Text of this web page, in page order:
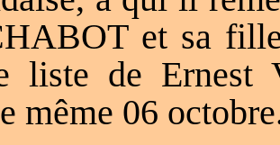
et sa
liste de
même 06